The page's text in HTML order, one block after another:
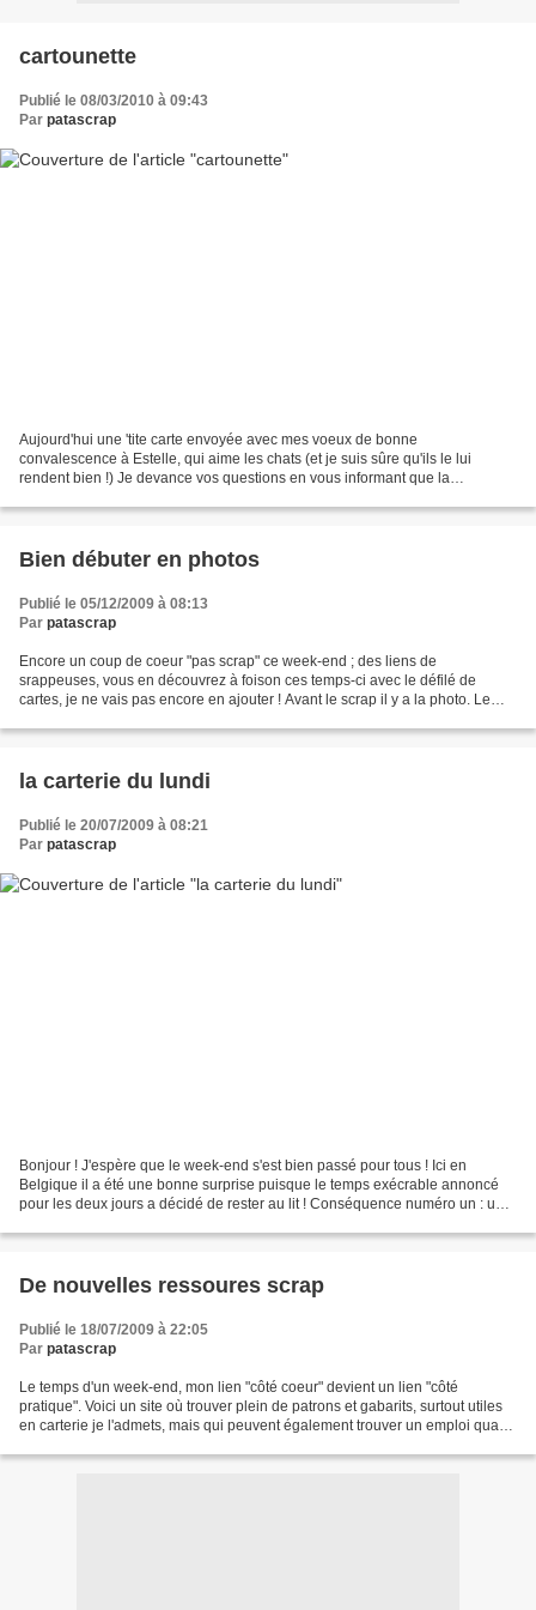
cartounette
Publié le 08/03/2010 à 09:43
Par patascrap
Aujourd'hui une 'tite carte envoyée avec mes voeux de bonne
convalescence à Estelle, qui aime les chats (et je suis sûre qu'ils le lui
rendent bien !) Je devance vos questions en vous informant que la
Bien débuter en photos
Publié le 05/12/2009 à 08:13
Par patascrap
Encore un coup de coeur "pas scrap" ce week-end ; des liens de
srappeuses, vous en découvrez à foison ces temps-ci avec le défilé de
cartes, je ne vais pas encore en ajouter ! Avant le scrap il y a la photo. Le
la carterie du lundi
Publié le 20/07/2009 à 08:21
Par patascrap
Bonjour ! J'espère que le week-end s'est bien passé pour tous ! Ici en
Belgique il a été une bonne surprise puisque le temps exécrable annoncé
pour les deux jours a décidé de rester au lit ! Conséquence numéro un : un
De nouvelles ressoures scrap
Publié le 18/07/2009 à 22:05
Par patascrap
Le temps d'un week-end, mon lien "côté coeur" devient un lien "côté
pratique". Voici un site où trouver plein de patrons et gabarits, surtout utiles
en carterie je l'admets, mais qui peuvent également trouver un emploi quand